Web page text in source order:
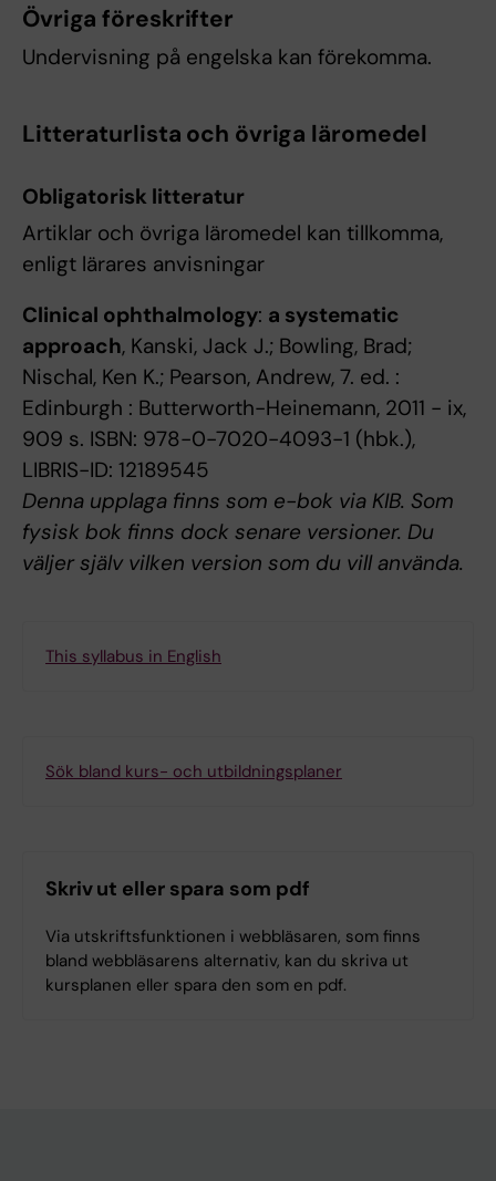
Övriga föreskrifter
Undervisning på engelska kan förekomma.
Litteraturlista och övriga läromedel
Obligatorisk litteratur
Artiklar och övriga läromedel kan tillkomma,
enligt lärares anvisningar
Clinical ophthalmology: a systematic
approach, Kanski, Jack J.; Bowling, Brad;
Nischal, Ken K.; Pearson, Andrew, 7. ed. :
Edinburgh : Butterworth-Heinemann, 2011 - ix,
909 s. ISBN: 978-0-7020-4093-1 (hbk.),
LIBRIS-ID: 12189545
Denna upplaga finns som e-bok via KIB. Som
fysisk bok finns dock senare versioner. Du
väljer själv vilken version som du vill använda.
This syllabus in English
Sök bland kurs- och utbildningsplaner
Skriv ut eller spara som pdf
Via utskriftsfunktionen i webbläsaren, som finns
bland webbläsarens alternativ, kan du skriva ut
kursplanen eller spara den som en pdf.